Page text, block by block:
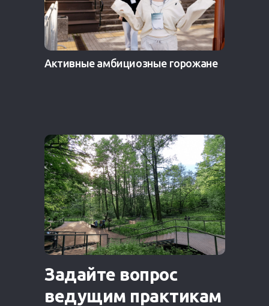
Активные амбициозные горожане
Задайте вопрос
ведущим практикам